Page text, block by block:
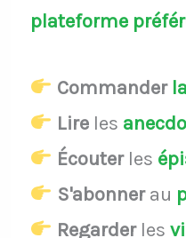
plateforme
Commander
Lireles
Écouterles
S'abonnerau
Regarderles